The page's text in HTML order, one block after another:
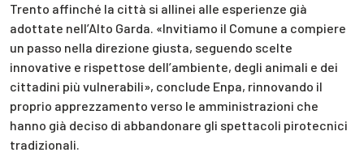
Trento affinché la città si allinei alle esperienze già
adottate nell’Alto Garda. «Invitiamo il Comune a compiere
un passo nella direzione giusta, seguendo scelte
innovative e rispettose dell’ambiente, degli animali e dei
cittadini più vulnerabili», conclude Enpa, rinnovando il
proprio apprezzamento verso le amministrazioni che
hanno già deciso di abbandonare gli spettacoli pirotecnici
tradizionali.